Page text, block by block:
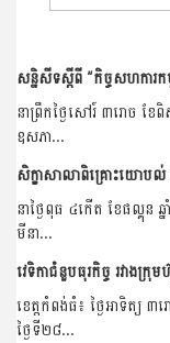
នាព្រឹកថ្ងៃសៅរ៍ ៣រោច ខែ
ឧសភា...
នាថ្ងៃពុធ ៤កើត ខែផល្គុន
មីនា...
ខេត្តកំពង់ធំ៖ ថ្ងៃអាទិត្យ
ថ្ងៃទី២៨...